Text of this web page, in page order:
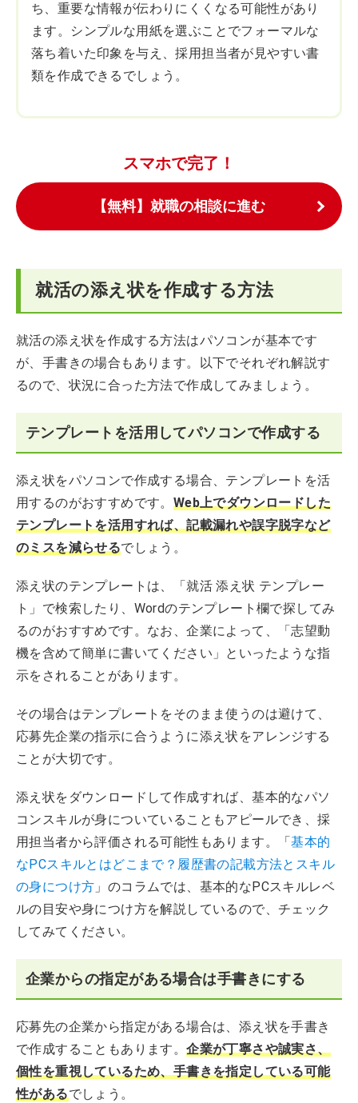
ち、重要な情報が伝わりにくくなる可能性があり
ます。シンプルな用紙を選ぶことでフォーマルな
落ち着いた印象を与え、採用担当者が見やすい書
類を作成できるでしょう。
スマホで完了！
【無料】就職の相談に進む
就活の添え状を作成する方法
就活の添え状を作成する方法はパソコンが基本です
が、手書きの場合もあります。以下でそれぞれ解説す
るので、状況に合った方法で作成してみましょう。
テンプレートを活用してパソコンで作成する
添え状をパソコンで作成する場合、テンプレートを活
用するのがおすすめです。 Web上でダウンロードした
テンプレートを活用すれば、記載漏れや誤字脱字など
のミスを減らせるでしょう。
添え状のテンプレートは、「就活 添え状 テンプレー
ト」で検索したり、Wordのテンプレート欄で探してみ
るのがおすすめです。なお、企業によって、「志望動
機を含めて簡単に書いてください」といったような指
示をされることがあります。
その場合はテンプレートをそのまま使うのは避けて、
応募先企業の指示に合うように添え状をアレンジする
ことが大切です。
添え状をダウンロードして作成すれば、基本的なパソ
コンスキルが身についていることもアピールでき、採
用担当者から評価される可能性もあります。「基本的
なPCスキルとはどこまで？履歴書の記載方法とスキル
の身につけ方 」のコラムでは、基本的なPCスキルレベ
ルの目安や身につけ方を解説しているので、チェック
してみてください。
企業からの指定がある場合は手書きにする
応募先の企業から指定がある場合は、添え状を手書き
で作成することもあります。企業が丁寧さや誠実さ、
個性を重視しているため、手書きを指定している可能
性があるでしょう。